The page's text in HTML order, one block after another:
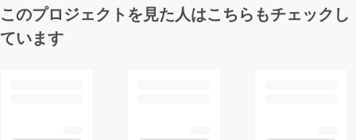
このプロジェクトを見た人はこちらもチェックし
ています